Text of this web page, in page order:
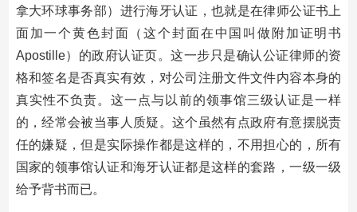
拿大环球事务部）进行海牙认证，也就是在律师公证书上
面加一个黄色封面（这个封面在中国叫做附加证明书
Apostille）的政府认证页。这一步只是确认公证律师的资
格和签名是否真实有效，对公司注册文件文件内容本身的
真实性不负责。这一点与以前的领事馆三级认证是一样
的，经常会被当事人质疑。这个虽然有点政府有意摆脱责
任的嫌疑，但是实际操作都是这样的，不用担心的，所有
国家的领事馆认证和海牙认证都是这样的套路，一级一级
给予背书而已。